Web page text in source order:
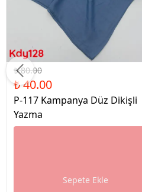
%50 İndirim
₺ 80.00
₺ 40.00
P-117 Kampanya Düz Dikişli
Yazma
Sepete Ekle